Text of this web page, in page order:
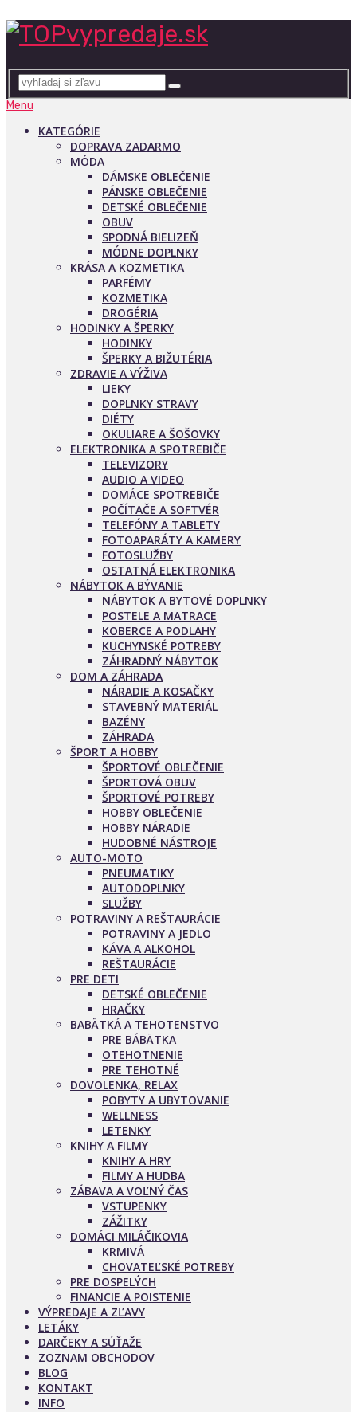
Menu
KATEGÓRIE
DOPRAVA ZADARMO
MÓDA
DÁMSKE OBLEČENIE
PÁNSKE OBLEČENIE
DETSKÉ OBLEČENIE
OBUV
SPODNÁ BIELIZEŇ
MÓDNE DOPLNKY
KRÁSA A KOZMETIKA
PARFÉMY
KOZMETIKA
DROGÉRIA
HODINKY A ŠPERKY
HODINKY
ŠPERKY A BIŽUTÉRIA
ZDRAVIE A VÝŽIVA
LIEKY
DOPLNKY STRAVY
DIÉTY
OKULIARE A ŠOŠOVKY
ELEKTRONIKA A SPOTREBIČE
TELEVIZORY
AUDIO A VIDEO
DOMÁCE SPOTREBIČE
POČÍTAČE A SOFTVÉR
TELEFÓNY A TABLETY
FOTOAPARÁTY A KAMERY
FOTOSLUŽBY
OSTATNÁ ELEKTRONIKA
NÁBYTOK A BÝVANIE
NÁBYTOK A BYTOVÉ DOPLNKY
POSTELE A MATRACE
KOBERCE A PODLAHY
KUCHYNSKÉ POTREBY
ZÁHRADNÝ NÁBYTOK
DOM A ZÁHRADA
NÁRADIE A KOSAČKY
STAVEBNÝ MATERIÁL
BAZÉNY
ZÁHRADA
ŠPORT A HOBBY
ŠPORTOVÉ OBLEČENIE
ŠPORTOVÁ OBUV
ŠPORTOVÉ POTREBY
HOBBY OBLEČENIE
HOBBY NÁRADIE
HUDOBNÉ NÁSTROJE
AUTO-MOTO
PNEUMATIKY
AUTODOPLNKY
SLUŽBY
POTRAVINY A REŠTAURÁCIE
POTRAVINY A JEDLO
KÁVA A ALKOHOL
REŠTAURÁCIE
PRE DETI
DETSKÉ OBLEČENIE
HRAČKY
BABÄTKÁ A TEHOTENSTVO
PRE BÁBÄTKA
OTEHOTNENIE
PRE TEHOTNÉ
DOVOLENKA, RELAX
POBYTY A UBYTOVANIE
WELLNESS
LETENKY
KNIHY A FILMY
KNIHY A HRY
FILMY A HUDBA
ZÁBAVA A VOĽNÝ ČAS
VSTUPENKY
ZÁŽITKY
DOMÁCI MILÁČIKOVIA
KRMIVÁ
CHOVATEĽSKÉ POTREBY
PRE DOSPELÝCH
FINANCIE A POISTENIE
VÝPREDAJE A ZĽAVY
LETÁKY
DARČEKY A SÚŤAŽE
ZOZNAM OBCHODOV
BLOG
KONTAKT
INFO